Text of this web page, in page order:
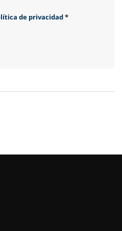
de privacidad*